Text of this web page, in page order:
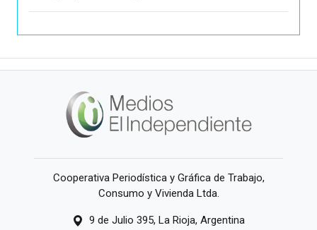
Cooperativa Periodística y Gráfica de Trabajo,
Consumo y Vivienda Ltda.
9 de Julio 395, La Rioja, Argentina